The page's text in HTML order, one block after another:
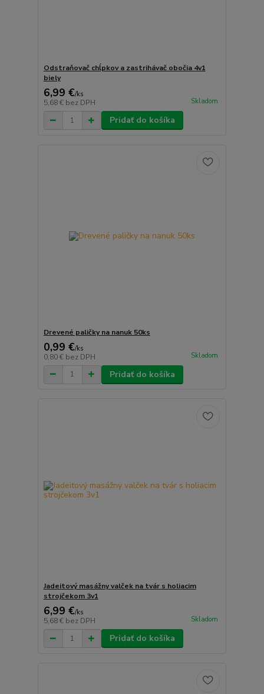
Odstraňovač chĺpkov a zastrihávač obočia 4v1
biely
6,99 €/ks
5,68 € bez DPH Skladom
Pridať do košíka
Drevené paličky na nanuk 50ks
0,99 €/ks
0,80 € bez DPH Skladom
Pridať do košíka
Jadeitový masážny valček na tvár s holiacim
strojčekom 3v1
6,99 €/ks
5,68 € bez DPH Skladom
Pridať do košíka